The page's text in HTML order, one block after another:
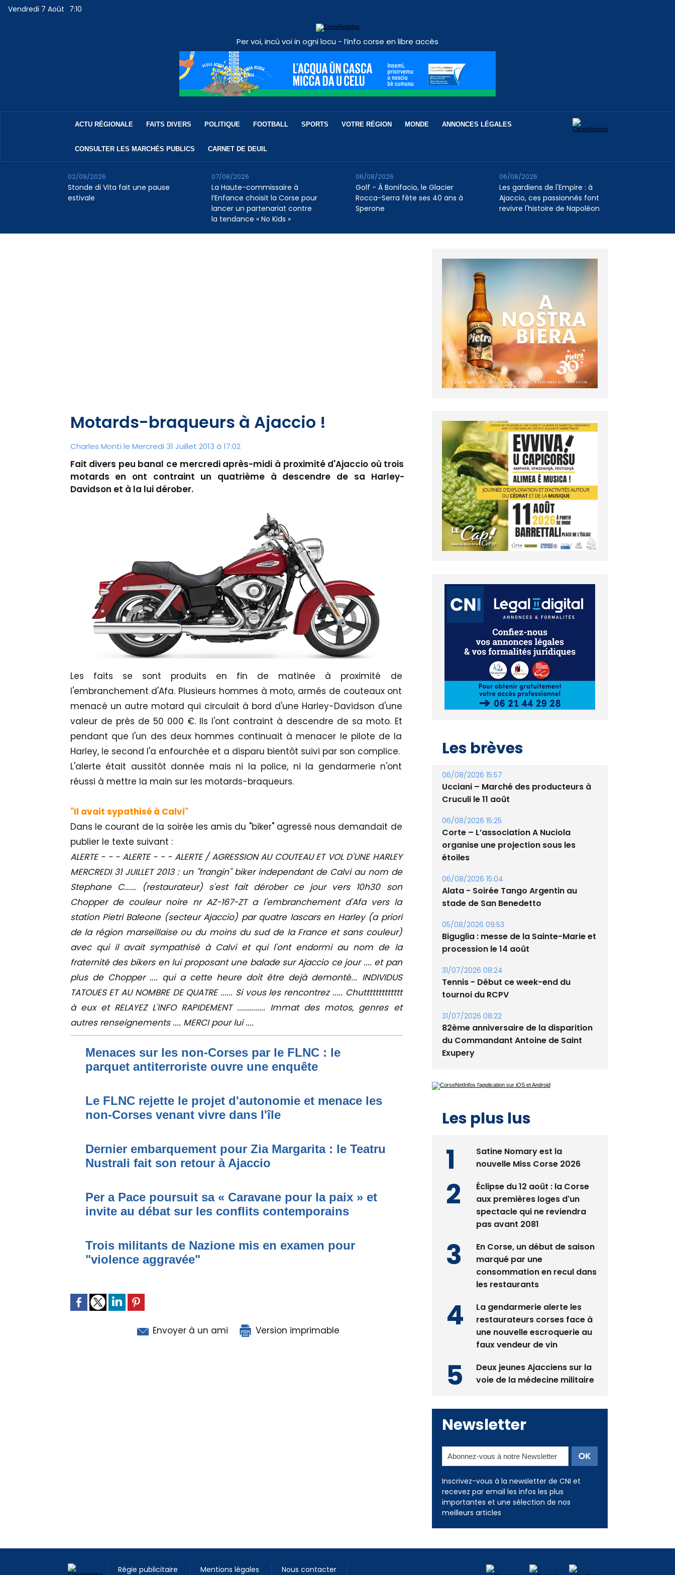
Vendredi 7 Août 7:10
Per voi, incù voi in ogni locu - l’info corse en libre accès
ACTU RÉGIONALE FAITS DIVERS POLITIQUE FOOTBALL SPORTS VOTRE RÉGION MONDE ANNONCES LÉGALES
CONSULTER LES MARCHÉS PUBLICS CARNET DE DEUIL
Stonde di Vita fait une pause
estivale
02/09/2026
La Haute-commissaire à
l’Enfance choisit la Corse pour
lancer un partenariat contre
la tendance « No Kids »
07/08/2026
Golf - À Bonifacio, le Glacier
Rocca-Serra fête ses 40 ans à
Sperone
06/08/2026
Les gardiens de l'Empire : à
Ajaccio, ces passionnés font
revivre l'histoire de Napoléon
06/08/2026
Motards-braqueurs à Ajaccio !
Charles Monti le Mercredi 31 Juillet 2013 à 17:02
Fait divers peu banal ce mercredi après-midi à proximité d'Ajaccio où trois
motards en ont contraint un quatrième à descendre de sa Harley-
Davidson et à la lui dérober.
Les faits se sont produits en fin de matinée à proximité de
l'embranchement d'Afa. Plusieurs hommes à moto, armés de couteaux ont
menacé un autre motard qui circulait à bord d'une Harley-Davidson d'une
valeur de près de 50 000 €. Ils l'ont contraint à descendre de sa moto. Et
pendant que l'un des deux hommes continuait à menacer le pilote de la
Harley, le second l'a enfourchée et a disparu bientôt suivi par son complice.
L'alerte était aussitôt donnée mais ni la police, ni la gendarmerie n'ont
réussi à mettre la main sur les motards-braqueurs.
"Il avait sypathisé à Calvi"
Dans le courant de la soirée les amis du "biker" agressé nous demandait de
publier le texte suivant :
ALERTE - - - ALERTE - - - ALERTE / AGRESSION AU COUTEAU ET VOL D'UNE HARLEY
MERCREDI 31 JUILLET 2013 : un "frangin" biker independant de Calvi au nom de
Stephane C...... (restaurateur) s'est fait dérober ce jour vers 10h30 son
Chopper de couleur noire nr AZ-167-ZT a l'embranchement d'Afa vers la
station Pietri Baleone (secteur Ajaccio) par quatre lascars en Harley (a priori
de la région marseillaise ou du moins du sud de la France et sans couleur)
avec qui il avait sympathisé à Calvi et qui l'ont endormi au nom de la
fraternité des bikers en lui proposant une balade sur Ajaccio ce jour .... et pan
plus de Chopper .... qui a cette heure doit être dejà demonté... INDIVIDUS
TATOUES ET AU NOMBRE DE QUATRE ...... Si vous les rencontrez ..... Chuttttttttttttt
à eux et RELAYEZ L'INFO RAPIDEMENT .............. Immat des motos, genres et
autres renseignements .... MERCI pour lui ....
Menaces sur les non-Corses par le FLNC : le
parquet antiterroriste ouvre une enquête
Le FLNC rejette le projet d'autonomie et menace les
non-Corses venant vivre dans l'île
Dernier embarquement pour Zia Margarita : le Teatru
Nustrali fait son retour à Ajaccio
Per a Pace poursuit sa « Caravane pour la paix » et
invite au débat sur les conflits contemporains
Trois militants de Nazione mis en examen pour
"violence aggravée"
Envoyer à un ami Version imprimable
Les brèves
06/08/2026 15:57
Ucciani – Marché des producteurs à
Cruculi le 11 août
06/08/2026 15:25
Corte – L’association A Nuciola
organise une projection sous les
étoiles
06/08/2026 15:04
Alata - Soirée Tango Argentin au
stade de San Benedetto
05/08/2026 09:53
Biguglia : messe de la Sainte-Marie et
procession le 14 août
31/07/2026 08:24
Tennis - Début ce week-end du
tournoi du RCPV
31/07/2026 08:22
82ème anniversaire de la disparition
du Commandant Antoine de Saint
Exupery
Les plus lus
Satine Nomary est la
nouvelle Miss Corse 2026
Éclipse du 12 août : la Corse
aux premières loges d'un
spectacle qui ne reviendra
pas avant 2081
En Corse, un début de saison
marqué par une
consommation en recul dans
les restaurants
La gendarmerie alerte les
restaurateurs corses face à
une nouvelle escroquerie au
faux vendeur de vin
Deux jeunes Ajacciens sur la
voie de la médecine militaire
Newsletter
Inscrivez-vous à la newsletter de CNI et
recevez par email les infos les plus
importantes et une sélection de nos
meilleurs articles
Régie publicitaire Mentions légales Nous contacter